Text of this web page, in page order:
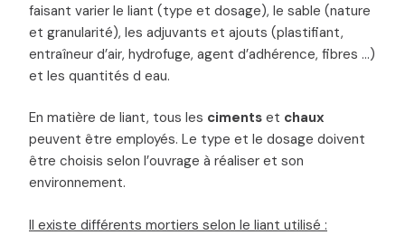
faisant varier le liant (type et dosage), le sable (nature
et granularité), les adjuvants et ajouts (plastifiant,
entraîneur d’air, hydrofuge, agent d’adhérence, fibres …)
et les quantités d eau.
En matière de liant, tous les ciments et chaux
peuvent être employés. Le type et le dosage doivent
être choisis selon l’ouvrage à réaliser et son
environnement.
Il existe différents mortiers selon le liant utilisé :